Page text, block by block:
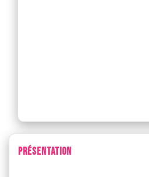
PRÉSENTATION